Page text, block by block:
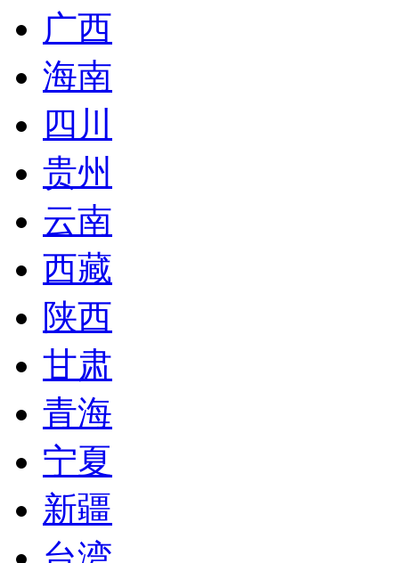
广西
海南
四川
贵州
云南
西藏
陕西
甘肃
青海
宁夏
新疆